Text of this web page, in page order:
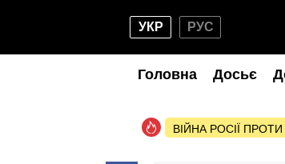
УКР РУС
Головна Досьє
ВІЙНА РОСІЇ ПРОТИ